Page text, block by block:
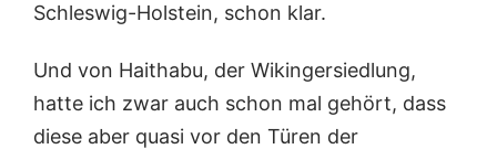
Schleswig-Holstein, schon klar.
Und von Haithabu, der Wikingersiedlung,
hatte ich zwar auch schon mal gehört, dass
diese aber quasi vor den Türen der